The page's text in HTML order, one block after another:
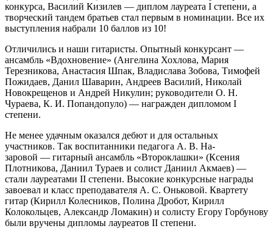
конкурса, Василий Кизилев — диплом лауреата I степени, а
творческий тандем братьев стал первым в номинации. Все их
выступления набрали 10 баллов из 10!
Отличились и наши гитаристы. Опытный конкурсант —
ансамбль «Вдохновение» (Ангелина Хохлова, Мария
Терезникова, Анастасия Шпак, Владислава Зобова, Тимофей
Пожидаев, Данил Шаварин, Андреев Василий, Николай
Новокрещенов и Андрей Никулин; руководители О. Н.
Чураева, К. И. Попандопуло) — награжден дипломом I
степени.
Не менее удачным оказался дебют и для остальных
участников. Так воспитанники педагога А. В. На-
заровой — гитарный ансамбль «Второклашки» (Ксения
Плотникова, Даниил Тураев и солист Даниил Акмаев) —
стали лауреатами II степени. Высокие конкурсные награды
завоевал и класс преподавателя А. С. Оньковой. Квартету
гитар (Кирилл Колесников, Полина Дробот, Кирилл
Колокольцев, Александр Ломакин) и солисту Егору Горбунову
были вручены дипломы лауреатов II степени.